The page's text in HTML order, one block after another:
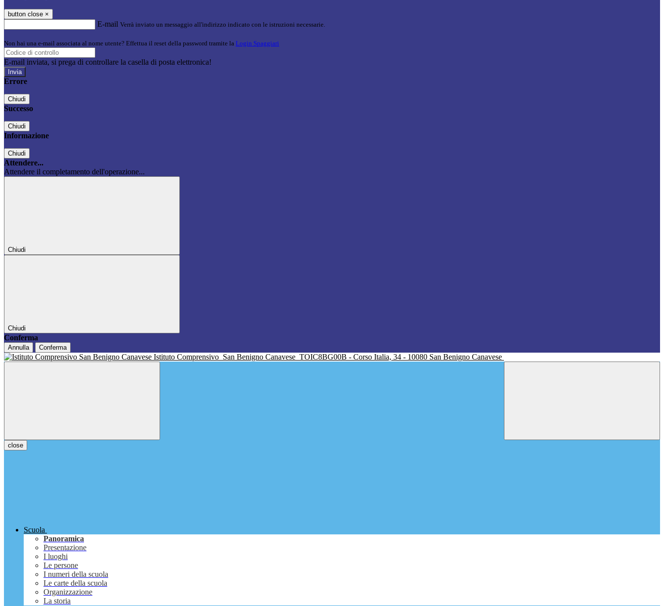
button close ×
E-mail Verrà inviato un messaggio all'indirizzo indicato con le istruzioni necessarie.
Non hai una e-mail associata al nome utente? Effettua il reset della password tramite la Login Spaggiari
E-mail inviata, si prega di controllare la casella di posta elettronica!
Errore
Chiudi
Successo
Chiudi
Informazione
Chiudi
Attendere...
Attendere il completamento dell'operazione...
Chiudi
Chiudi
Conferma
Annulla Conferma
Istituto Comprensivo San Benigno Canavese TOIC8BG00B - Corso Italia, 34 - 10080 San Benigno Canavese
close
Scuola
Panoramica
Presentazione
I luoghi
Le persone
I numeri della scuola
Le carte della scuola
Organizzazione
La storia